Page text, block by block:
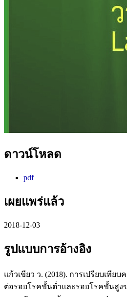
ดาวน์โหลด
pdf
เผยแพร่แล้ว
2018-12-03
รูปแบบการอ้างอิง
แก้วเขียว ว. (2018). การเปรียบเทีย
ต่อรอยโรคขั้นต่ำและรอยโรคขั้นสูง